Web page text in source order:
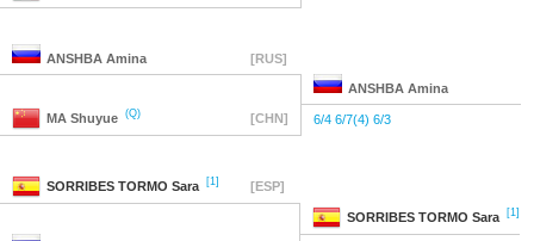
ANSHBA Amina [RUS]
ANSHBA Amina
MA Shuyue (Q) [CHN] 6/4 6/7(4) 6/3
SORRIBES TORMO Sara [1] [ESP]
SORRIBES TORMO Sara [1]